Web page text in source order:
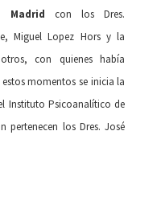
Madrid con los Dres.
Miguel Lopez Hors y la
con quienes había
momentos se inicia la
Instituto Psicoanalítico de
pertenecen los Dres. José